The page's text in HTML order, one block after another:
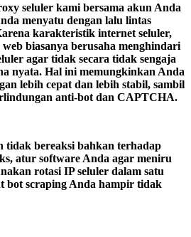
seluler kami bersama akun Anda
menyatu dengan lalu lintas
karakteristik internet seluler,
biasanya berusaha menghindari
agar tidak secara tidak sengaja
nyata. Hal ini memungkinkan Anda
lebih cepat dan lebih stabil, sambil
anti-bot dan CAPTCHA.
tidak bereaksi bahkan terhadap
atur software Anda agar meniru
rotasi IP seluler dalam satu
bot scraping Anda hampir tidak